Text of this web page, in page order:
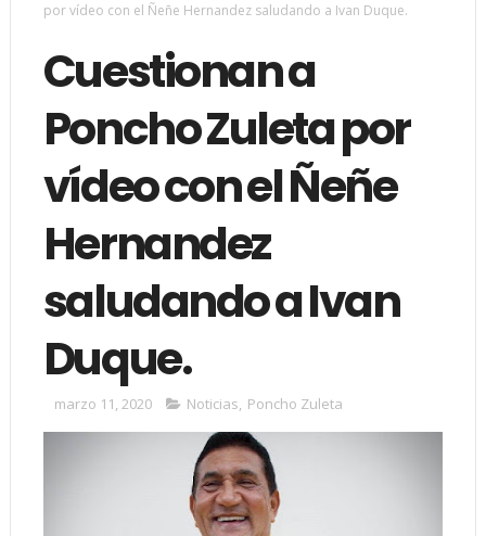
por vídeo con el Ñeñe Hernandez saludando a Ivan Duque.
Cuestionan a
Poncho Zuleta por
vídeo con el Ñeñe
Hernandez
saludando a Ivan
Duque.
marzo 11, 2020 Noticias, Poncho Zuleta